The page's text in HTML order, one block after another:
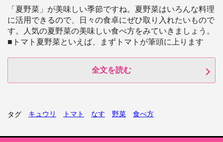
「夏野菜」が美味しい季節ですね。夏野菜はいろんな料理
に活用できるので、日々の食卓にぜひ取り入れたいもので
す。人気の夏野菜の美味しい食べ方をみていきましょう。
■トマト夏野菜といえば、まずトマトが筆頭に上ります
全文を読む
タグ キュウリ トマト なす 野菜 食べ方